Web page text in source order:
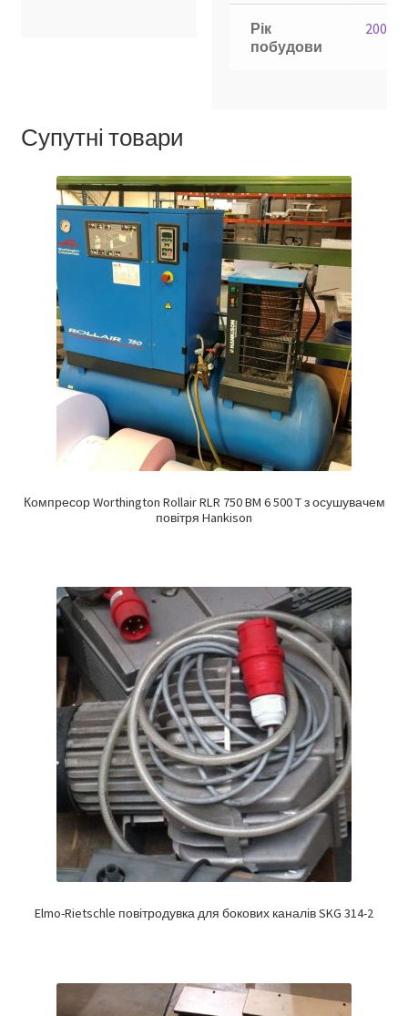
Рік
побудови
2006
Супутні товари
Компресор Worthington Rollair RLR 750 BM 6 500 T з осушувачем
повітря Hankison
Elmo-Rietschle повітродувка для бокових каналів SKG 314-2